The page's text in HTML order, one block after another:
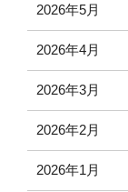
2026年5月
2026年4月
2026年3月
2026年2月
2026年1月